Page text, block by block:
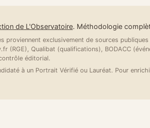
de L'Observatoire. Méthodologie
proviennent exclusivement de sources
(RGE), Qualibat (qualifications), BODACC
éditorial.
à un Portrait Vérifié ou Lauréat. Pour